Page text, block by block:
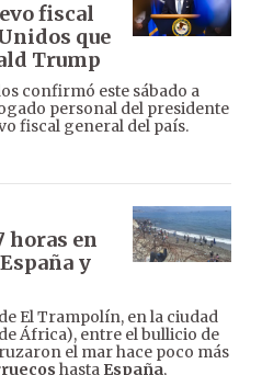
fiscal
que
Trump
confirmó este sábado a
personal del presidente
fiscal general del país.
horas en
y
El Trampolín, en la ciudad
África), entre el bullicio de
el mar hace poco más
hasta España,